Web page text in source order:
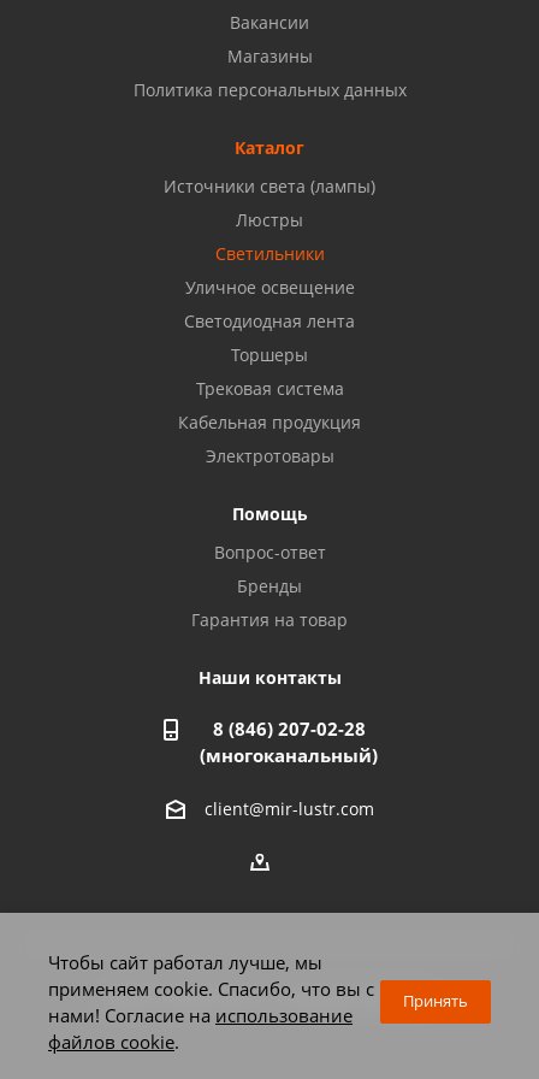
Набережные Челны, ул. Московский проспект 126
Бузулук, ул. Октябрьская, 24
Балаково, ул. Комарова, 55
Октябрьский, ул. Свердлова, 28
Азнакаево, ул. Булгар, 2. ТЦ "Акчарлак"
Стерлитамак, ул. Вокзальная, 13
Магнитогорск, ул. Труда, 14
Тольятти, ул. Дзержинского, 70
8 927 009 59 63
Челябинск, Комсомольский проспект, 33
Вакансии
Магазины
Политика персональных данных
Каталог
Источники света (лампы)
Люстры
Светильники
Уличное освещение
Светодиодная лента
Торшеры
Трековая система
Кабельная продукция
Электротовары
Помощь
Вопрос-ответ
Бренды
Гарантия на товар
Наши контакты
8 (846) 207-02-28
(многоканальный)
client@mir-lustr.com
2026 © Мир люстр - интернет-магазин
Чтобы сайт работал лучше, мы
применяем cookie. Спасибо, что вы с
нами! Согласие на использование
файлов cookie.
Принять